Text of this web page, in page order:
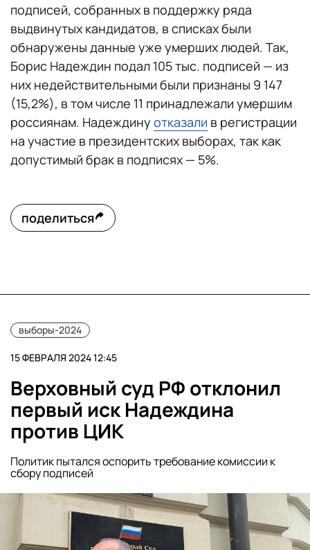
подписей, собранных в поддержку ряда
выдвинутых кандидатов, в списках были
обнаружены данные уже умерших людей. Так,
Борис Надеждин подал 105 тыс. подписей — из
них недействительными были признаны 9 147
(15,2%), в том числе 11 принадлежали умершим
россиянам. Надеждину отказали в регистрации
на участие в президентских выборах, так как
допустимый брак в подписях — 5%.
поделиться
выборы-2024
15 ФЕВРАЛЯ 2024 12:45
Верховный суд РФ отклонил
первый иск Надеждина
против ЦИК
Политик пытался оспорить требование комиссии к
сбору подписей